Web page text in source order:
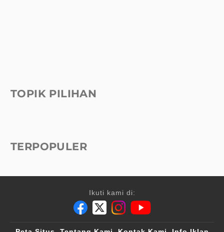
TOPIK PILIHAN
TERPOPULER
Ikuti kami di: